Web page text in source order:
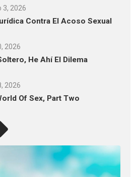
3, 2026
Contra El Acoso Sexual
2026
He Ahí El Dilema
2026
Of Sex, Part Two